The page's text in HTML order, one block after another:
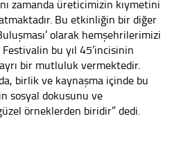
zamanda üreticimizin kıymetini
Bu etkinliğin bir diğer
olarak hemşehrilerimizi
bu yıl 45’incisinin
bir mutluluk vermektedir.
birlik ve kaynaşma içinde bu
sosyal dokusunu ve
örneklerden biridir” dedi.